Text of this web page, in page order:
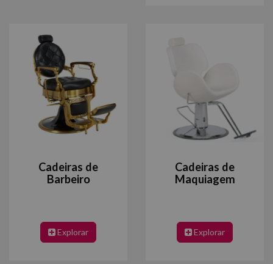
Cadeiras de
Barbeiro
Explorar
Cadeiras de
Maquiagem
Explorar